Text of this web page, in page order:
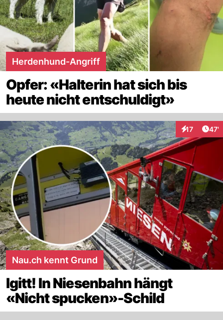
Herdenhund-Angriff
Opfer: «Halterin hat sich bis
heute nicht entschuldigt»
17
Interaktionen
47'
Nau.ch kennt Grund
Igitt! In Niesenbahn hängt
«Nicht spucken»-Schild